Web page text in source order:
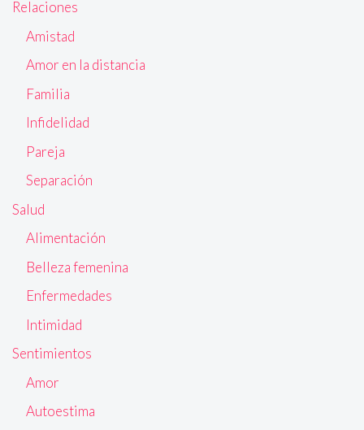
Relaciones
Amistad
Amor en la distancia
Familia
Infidelidad
Pareja
Separación
Salud
Alimentación
Belleza femenina
Enfermedades
Intimidad
Sentimientos
Amor
Autoestima